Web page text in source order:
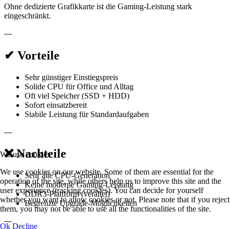
Ohne dedizierte Grafikkarte ist die Gaming-Leistung stark
eingeschränkt.
---
✔ Vorteile
Sehr günstiger Einstiegspreis
Solide CPU für Office und Alltag
Oft viel Speicher (SSD + HDD)
Sofort einsatzbereit
Stabile Leistung für Standardaufgaben
---
❌ Nachteile
Sehr alte CPU-Generation
Keine moderne Gaming-Leistung
DDR3-Plattform (veraltet)
Begrenzte Upgrade-Möglichkeiten
---
We use cookies
We use cookies on our website. Some of them are essential for the
operation of the site, while others help us to improve this site and the
user experience (tracking cookies). You can decide for yourself
whether you want to allow cookies or not. Please note that if you reject
them, you may not be able to use all the functionalities of the site.
Ok Decline